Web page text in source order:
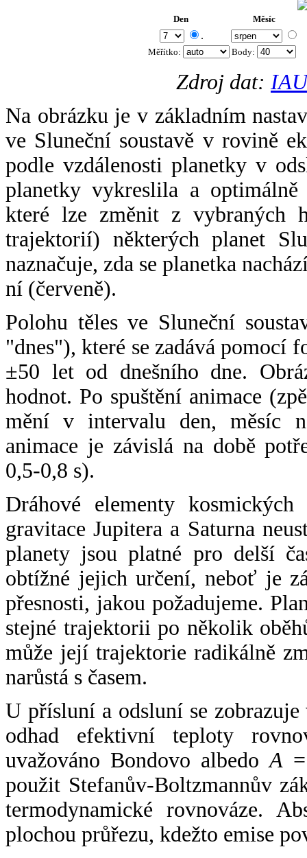
Den Měsíc
.
Měřítko: Body:
Zdroj dat:
Na obrázku je v základním
ve Sluneční soustavě v rovině
podle vzdálenosti planetky v
planetky vykreslila a
které lze změnit z vybraných
trajektorií) některých planet
naznačuje, zda se planetka
ní (červeně).
Polohu těles ve Sluneční
"dnes"), které se zadává pomocí
±50 let od dnešního dne.
hodnot. Po spuštění animace
mění v intervalu den, měsíc
animace je závislá na době
0,5-0,8 s).
Dráhové elementy
gravitace Jupitera a Saturna
planety jsou platné pro delší
obtížné jejich určení, neboť je
přesnosti, jakou požadujeme.
stejné trajektorii po několik
může její trajektorie radikálně
narůstá s časem.
U přísluní a odsluní se
odhad efektivní teploty
uvažováno Bondovo albedoA
použit Stefanův-Boltzmannův
termodynamické rovnováze.
plochou průřezu, kdežto emise